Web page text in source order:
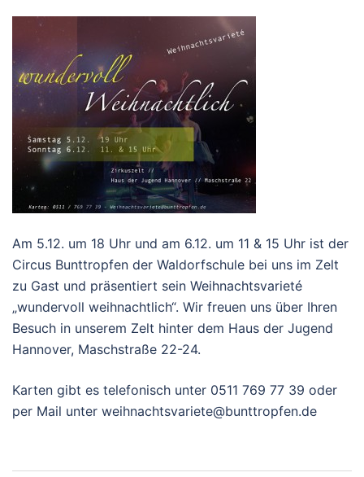
Am 5.12. um 18 Uhr und am 6.12. um 11 & 15 Uhr ist der
Circus Bunttropfen der Waldorfschule bei uns im Zelt
zu Gast und präsentiert sein Weihnachtsvarieté
„wundervoll weihnachtlich“. Wir freuen uns über Ihren
Besuch in unserem Zelt hinter dem Haus der Jugend
Hannover, Maschstraße 22-24.
Karten gibt es telefonisch unter 0511 769 77 39 oder
per Mail unter weihnachtsvariete@bunttropfen.de